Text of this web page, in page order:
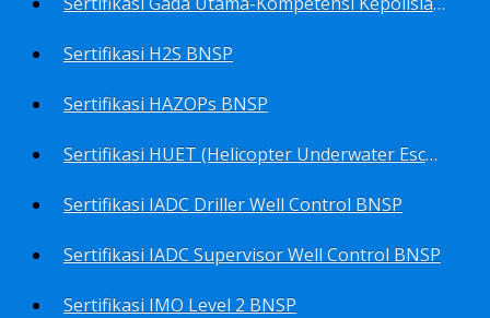
Sertifikasi H2S BNSP
Sertifikasi HAZOPs BNSP
Sertifikasi HUET (Helicopter Underwater Escape Training) BNSP
Sertifikasi IADC Driller Well Control BNSP
Sertifikasi IADC Supervisor Well Control BNSP
Sertifikasi IMO Level 2 BNSP